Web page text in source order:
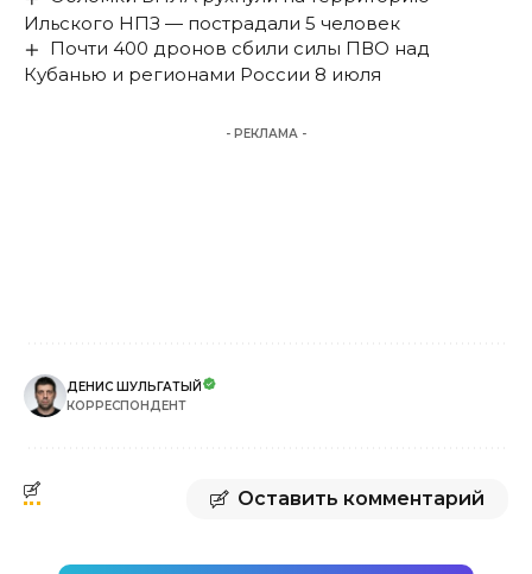
Ильского НПЗ — пострадали 5 человек
Почти 400 дронов сбили силы ПВО над
Кубанью и регионами России 8 июля
- РЕКЛАМА -
ДЕНИС ШУЛЬГАТЫЙ
КОРРЕСПОНДЕНТ
Оставить комментарий